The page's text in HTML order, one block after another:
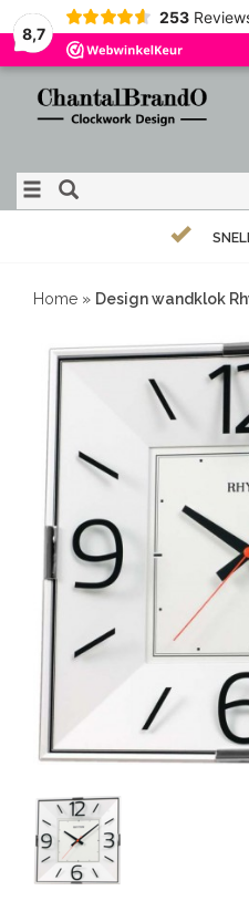
8,7
253
Home » Design wandklok